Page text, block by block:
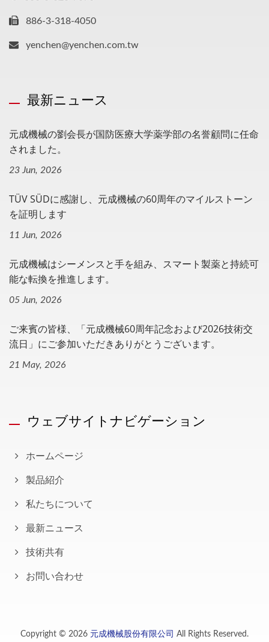
886-3-318-4050
yenchen@yenchen.com.tw
最新ニュース
元成機械の劉会長が国防医療大学薬学部の名誉顧問に任命
されました。
23 Jun, 2026
TÜV SÜDに感謝し、元成機械の60周年のマイルストーン
を証明します
11 Jun, 2026
元成機械はシーメンスと手を組み、スマート製薬と持続可
能な転換を推進します。
05 Jun, 2026
ご来賓の皆様、「元成機械60周年記念および2026技術交
流日」にご参加いただきありがとうございます。
21 May, 2026
ウェブサイトナビゲーション
ホームページ
製品紹介
私たちについて
最新ニュース
技術共有
お問い合わせ
Copyright © 2026 元成機械股份有限公司 All Rights Reserved.